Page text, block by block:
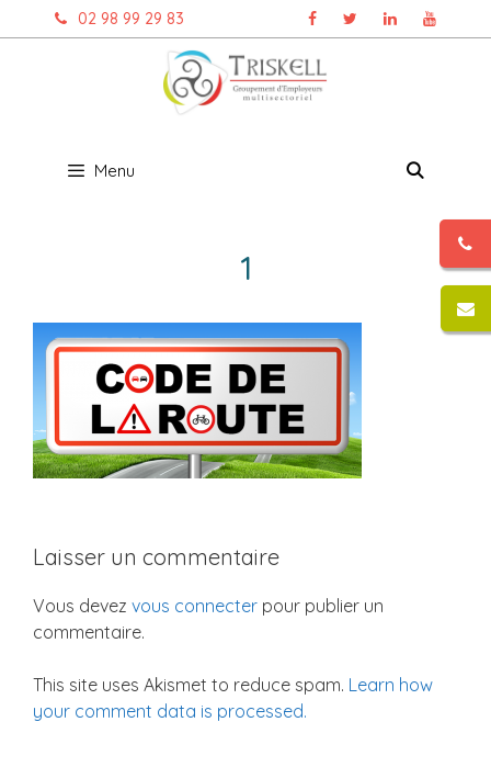
au
02 98 99 29 83
Menu
1
Laisser un commentaire
Vous devez vous connecter pour publier un
commentaire.
This site uses Akismet to reduce spam. Learn how
your comment data is processed.